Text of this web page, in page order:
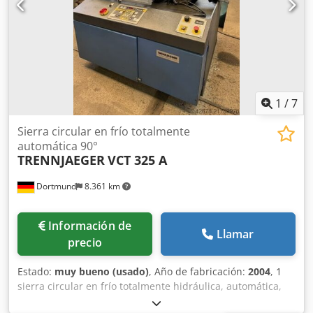
1 /7
Dortmund 8.361 km
Sierra circular en frío totalmente
automática 90°
TRENNJAEGERVCT 325 A
Información de
precio
Llamar
Estado: muy bueno (usado), Año de fabricación: 2004, 1
sierra circular en frío totalmente hidráulica, automática,
usada y en muy buen estado, con guías planas verticales